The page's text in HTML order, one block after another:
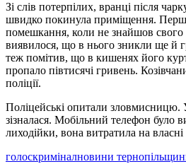
Зі слів потерпілих, вранці після
швидко покинула приміщення.
помешкання, коли не знайшов свого
виявилося, що в нього зникли ще й
теж помітив, що в кишенях його
пропало півтисячі гривень.
поліції.
Поліцейські опитали зловмисницю.
зізналася. Мобільний телефон було
лиходійки, вона витратила на
голоскриміналновини